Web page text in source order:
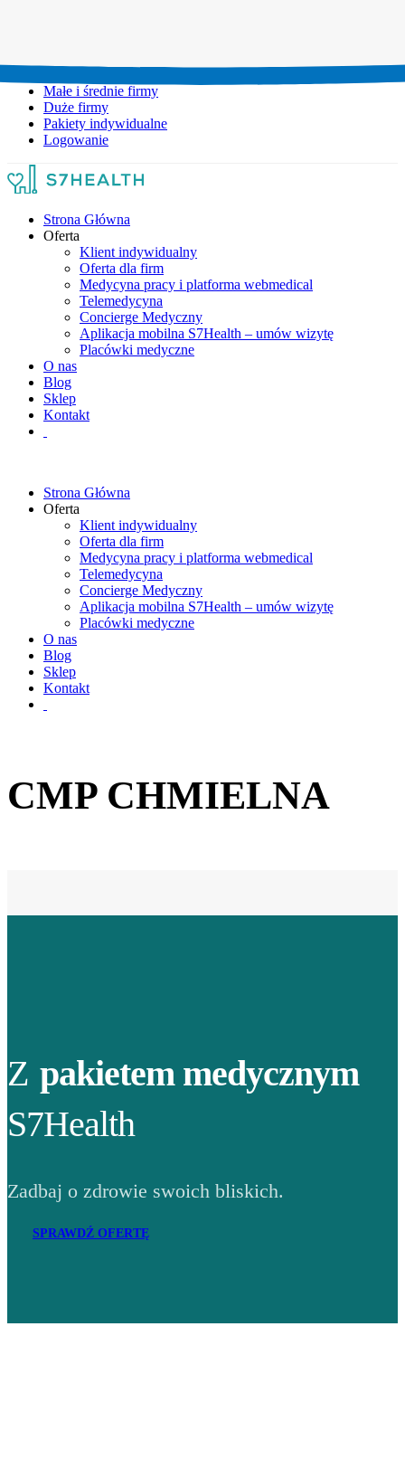
Małe i średnie firmy
Duże firmy
Pakiety indywidualne
Logowanie
Strona Główna
Oferta
Klient indywidualny
Oferta dla firm
Medycyna pracy i platforma webmedical
Telemedycyna
Concierge Medyczny
Aplikacja mobilna S7Health – umów wizytę
Placówki medyczne
O nas
Blog
Sklep
Kontakt
Strona Główna
Oferta
Klient indywidualny
Oferta dla firm
Medycyna pracy i platforma webmedical
Telemedycyna
Concierge Medyczny
Aplikacja mobilna S7Health – umów wizytę
Placówki medyczne
O nas
Blog
Sklep
Kontakt
CMP CHMIELNA
Z pakietem medycznym
S7Health
Zadbaj o zdrowie swoich bliskich.
SPRAWDŹ OFERTĘ